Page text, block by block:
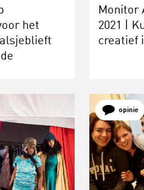
het
Monitor
2021 |
creatief
opinie